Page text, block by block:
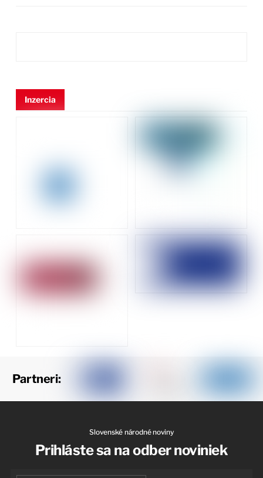
Inzercia
Partneri:
Slovenské národné noviny
Prihláste sa na odber noviniek